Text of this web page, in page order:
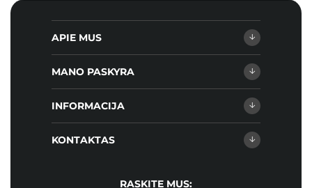
APIE MUS
MANO PASKYRA
INFORMACIJA
KONTAKTAS
RASKITE MUS: